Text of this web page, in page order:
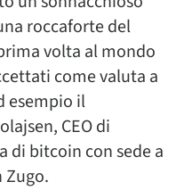
roccaforte del
volta al mondo
come valuta a
esempio il
CEO di
di bitcoin con sede a
Zugo.